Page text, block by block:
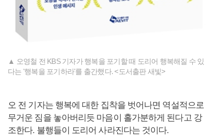
▲ 오영철 전 KBS 기자가 행복을 포기할 때 도리어 행복해질 수 있
다는 '행복을 포기하라'를 출간했다. <도서출판 새빛>
오 전 기자는 행복에 대한 집착을 벗어나면 역설적으로
무거운 짐을 놓아버리듯 마음이 홀가분하게 된다고 강
조한다. 불행들이 도리어 사라진다는 것이다.